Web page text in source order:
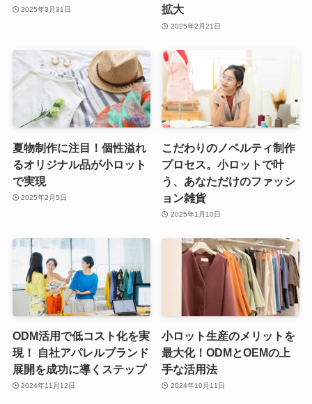
2025年3月31日
拡大
2025年2月21日
夏物制作に注目！個性溢れ
るオリジナル品が小ロット
で実現
2025年2月5日
こだわりのノベルティ制作
プロセス。小ロットで叶
う、あなただけのファッシ
ョン雑貨
2025年1月10日
ODM活用で低コスト化を実
現！ 自社アパレルブランド
展開を成功に導くステップ
2024年11月12日
小ロット生産のメリットを
最大化！ODMとOEMの上
手な活用法
2024年10月11日